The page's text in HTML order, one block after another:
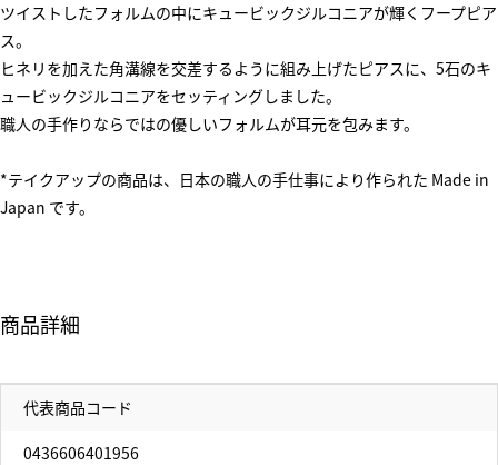
ツイストしたフォルムの中にキュービックジルコニアが輝くフープピア
ス。
ヒネリを加えた角溝線を交差するように組み上げたピアスに、5石のキ
ュービックジルコニアをセッティングしました。
職人の手作りならではの優しいフォルムが耳元を包みます。
*テイクアップの商品は、日本の職人の手仕事により作られた Made in
Japan です。
商品詳細
代表商品コード
0436606401956